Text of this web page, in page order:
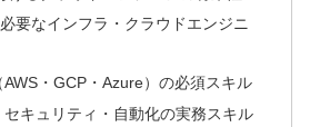
要なインフラ・クラウドエンジニ
・GCP・Azure）の必須スキル
キュリティ・自動化の実務スキル